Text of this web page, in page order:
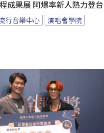
成果展 阿爆率新人熱力登台
行音樂中心 演唱會學院